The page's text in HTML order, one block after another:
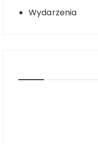
Wydarzenia